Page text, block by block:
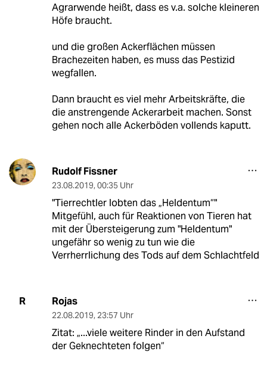
Agrarwende heißt, dass es v.a. solche kleineren
Höfe braucht.
und die großen Ackerflächen müssen
Brachezeiten haben, es muss das Pestizid
wegfallen.
Dann braucht es viel mehr Arbeitskräfte, die
die anstrengende Ackerarbeit machen. Sonst
gehen noch alle Ackerböden vollends kaputt.
Rudolf Fissner
23.08.2019, 00:35 Uhr
"Tierrechtler lobten das „Heldentum“"
Mitgefühl, auch für Reaktionen von Tieren hat
mit der Übersteigerung zum "Heldentum"
ungefähr so wenig zu tun wie die
Verrherrlichung des Tods auf dem Schlachtfeld
R Rojas
22.08.2019, 23:57 Uhr
Zitat: „...viele weitere Rinder in den Aufstand
der Geknechteten folgen“